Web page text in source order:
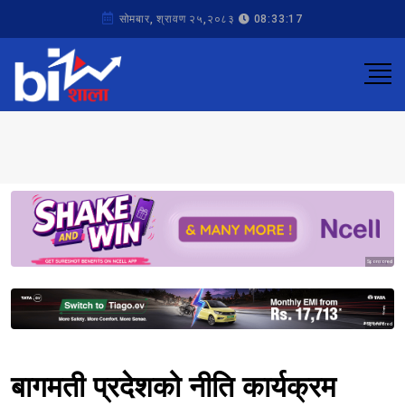
सोमबार, श्रावण २५,२०८३ 08:33:17
Sponsored
Sponsored
बागमती प्रदेशको नीति कार्यक्रम